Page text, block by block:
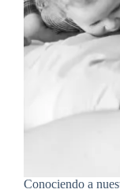
Conociendo a